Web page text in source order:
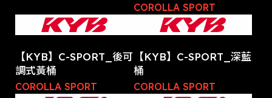
COROLLA SPORT
【KYB】C-SPORT_後可
調式黃桶
COROLLA SPORT
【KYB】C-SPORT_深藍
桶
COROLLA SPORT